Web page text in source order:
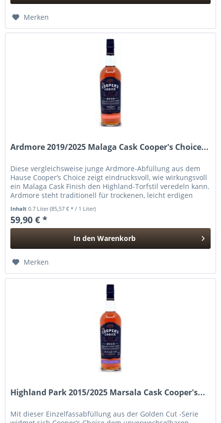
Merken
Ardmore 2019/2025 Malaga Cask Cooper's Choice...
Diese vergleichsweise junge Ardmore-Abfüllung aus dem
Hause Cooper’s Choice zeigt eindrucksvoll, wie wirkungsvoll
ein Malaga Cask Finish den Highland-Torfstil veredeln kann.
Ardmore steht traditionell für trockenen, leicht erdigen
Inhalt0.7 Liter(85,57 € * / 1 Liter)
59,90 € *
In den Warenkorb
Merken
Highland Park 2015/2025 Marsala Cask Cooper's...
Mit dieser Einzelfassabfüllung aus der Golden Cut -Serie